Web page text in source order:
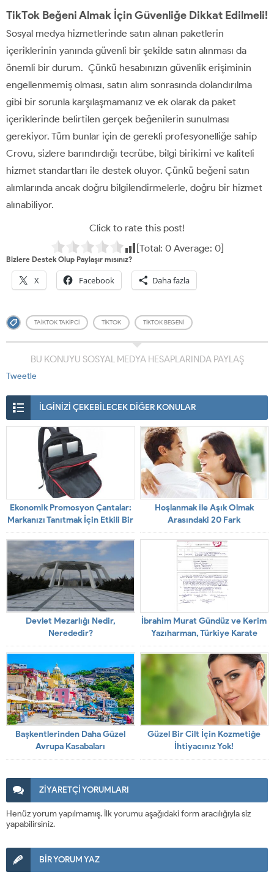
TikTok Beğeni Almak İçin Güvenliğe Dikkat Edilmeli!
Sosyal medya hizmetlerinde satın alınan paketlerin
içeriklerinin yanında güvenli bir şekilde satın alınması da
önemli bir durum. Çünkü hesabınızın güvenlik erişiminin
engellenmemiş olması, satın alım sonrasında dolandırılma
gibi bir sorunla karşılaşmamanız ve ek olarak da paket
içeriklerinde belirtilen gerçek beğenilerin sunulması
gerekiyor. Tüm bunlar için de gerekli profesyonelliğe sahip
Crovu, sizlere barındırdığı tecrübe, bilgi birikimi ve kaliteli
hizmet standartları ile destek oluyor. Çünkü beğeni satın
alımlarında ancak doğru bilgilendirmelerle, doğru bir hizmet
alınabiliyor.
Click to rate this post!
[Total: 0Average: 0]
Bizlere Destek Olup Paylaşır mısınız?
X Facebook Daha fazla
TAIKTOK TAKIPCI TIKTOK TIKTOK BEGENI
BU KONUYU SOSYAL MEDYA HESAPLARINDA PAYLAŞ
Tweetle
İLGİNİZİ ÇEKEBİLECEK DİĞER KONULAR
Ekonomik Promosyon Çantalar:
Markanızı Tanıtmak İçin Etkili Bir
Yol
Hoşlanmak ile Aşık Olmak
Arasındaki 20 Fark
Devlet Mezarlığı Nedir,
Nerededir?
İbrahim Murat Gündüz ve Kerim
Yazıharman, Türkiye Karate
Federasyonu Başkanlık
Seçimlerinde Ercüment
Taşdemir’i Destekliyor
Başkentlerinden Daha Güzel
Avrupa Kasabaları
Güzel Bir Cilt İçin Kozmetiğe
İhtiyacınız Yok!
ZİYARETÇİ YORUMLARI
Henüz yorum yapılmamış. İlk yorumu aşağıdaki form aracılığıyla siz
yapabilirsiniz.
BİR YORUM YAZ